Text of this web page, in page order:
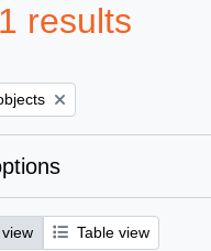
results
Table view